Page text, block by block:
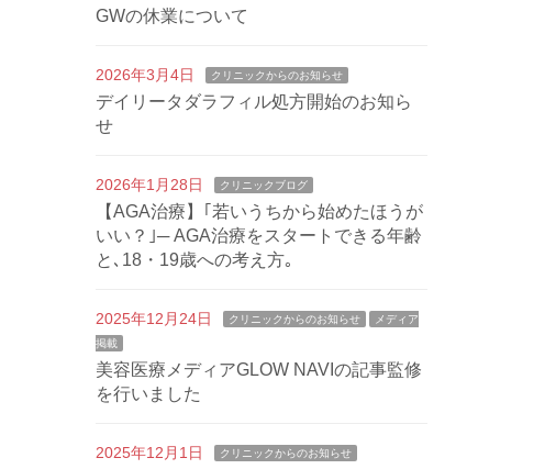
GWの休業について
2026年3月4日 クリニックからのお知らせ
デイリータダラフィル処方開始のお知ら
せ
2026年1月28日 クリニックブログ
【AGA治療】｢若いうちから始めたほうが
いい？｣─ AGA治療をスタートできる年齢
と､18・19歳への考え方｡
2025年12月24日 クリニックからのお知らせ
メディア
掲載
美容医療メディアGLOW NAVIの記事監修
を行いました
2025年12月1日 クリニックからのお知らせ